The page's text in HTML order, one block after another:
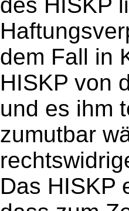
dem Fall in
HISKP von
und es ihm
zumutbar
Das HISKP